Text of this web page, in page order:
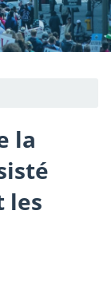
la
les